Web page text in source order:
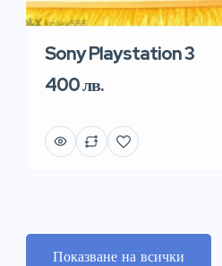
Sony Playstation 3
400 лв.
Показване на всички